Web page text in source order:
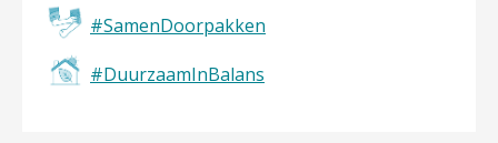
#SamenDoorpakken
#DuurzaamInBalans